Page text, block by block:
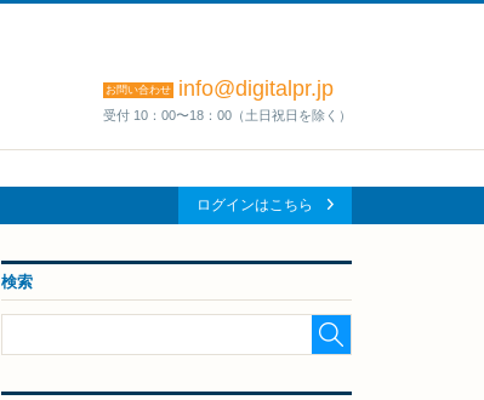
お問い合わせ info@digitalpr.jp
受付 10：00〜18：00（土日祝日を除く）
ログインはこちら
検索